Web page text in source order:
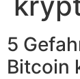
5
Bitcoin